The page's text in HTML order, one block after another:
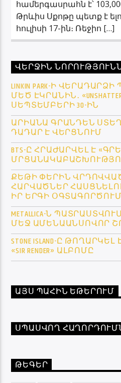
համերգասրահն է՝
Թրևիս Սքոթը պետք է
հուլիսի 17-ին։ Ռեջիո […]
ՎԵՐՋԻՆ
LINKIN PARK-Ի
ՄԵԾ ԷԿՐԱՆԻՆ․
ՍԵՊՏԵՄԲԵՐԻ 30-ԻՆ
ԱՐԻԱՆԱ ԳՐԱՆԴԵՆ
ԴԱԴԱՐ Է ՎԵՐՑՆՈՒՄ
BTS-Ը ՀՐԱԺԱՐՎԵԼ Է
ՔԵԹԻ ՓԵՐԻՆ
ՀԱՐՎԱԾՆԵՐ
ԻՐ ԵՐԳԻ
METALLICA-Ն
ՄԵՋ ԱՄԵՆԱԱՆՍՈՎՈՐ
STONE ISLAND-Ը ԹՈՂԱՐԿԵԼ
«SIR RENDER» ԱԼԲՈՄԸ
ԱՅՍ ՊԱՀԻՆ ԵԹԵՐՈՒՄ
ՍՊԱՍՎՈՂ
ԹԵԳԵՐ